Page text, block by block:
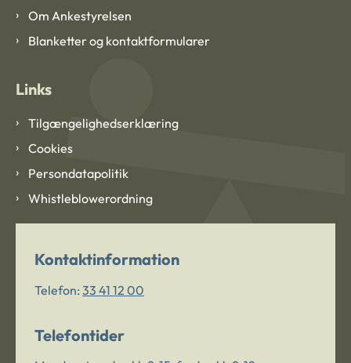
Om Ankestyrelsen
Blanketter og kontaktformularer
Links
Tilgængelighedserklæring
Cookies
Persondatapolitik
Whistleblowerordning
Kontaktinformation
Telefon: 33 41 12 00
Telefontider